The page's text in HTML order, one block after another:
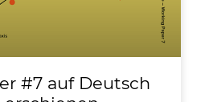
#7 auf Deutsch